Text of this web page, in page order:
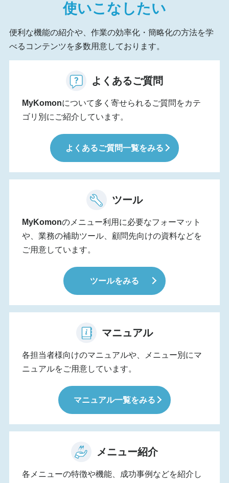
使いこなしたい
便利な機能の紹介や、作業の効率化・簡略化の方法を学
べるコンテンツを多数用意しております。
よくあるご質問
MyKomonについて多く寄せられるご質問をカテ
ゴリ別にご紹介しています。
よくあるご質問一覧をみる
ツール
MyKomonのメニュー利用に必要なフォーマット
や、業務の補助ツール、顧問先向けの資料などを
ご用意しています。
ツールをみる
マニュアル
各担当者様向けのマニュアルや、メニュー別にマ
ニュアルをご用意しています。
マニュアル一覧をみる
メニュー紹介
各メニューの特徴や機能、成功事例などを紹介し